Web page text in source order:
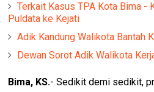
Terkait Kasus TPA Kota Bima -
Puldata ke Kejati
Adik Kandung Walikota Bantah
Dewan Sorot Adik Walikota
Bima, KS.- Sedikit demi sedikit,